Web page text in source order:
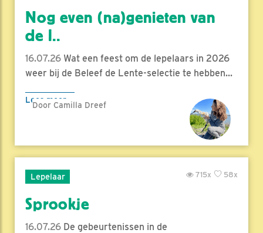
Nog even (na)genieten van
de l..
16.07.26 Wat een feest om de lepelaars in 2026
weer bij de Beleef de Lente-selectie te hebben...
Lees meer
Door Camilla Dreef
Lepelaar 58x
715x
Sprookje
16.07.26 De gebeurtenissen in de